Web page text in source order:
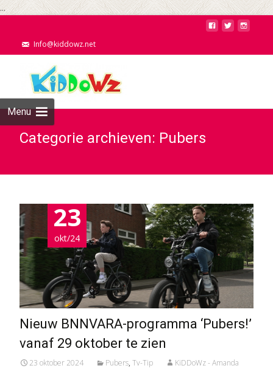
...
Info@kiddowz.net
Menu
Categorie archieven: Pubers
23
okt/24
Nieuw BNNVARA-programma ‘Pubers!’
vanaf 29 oktober te zien
23 oktober 2024 Pubers, Tv-Tip KiDDoWz - Amanda